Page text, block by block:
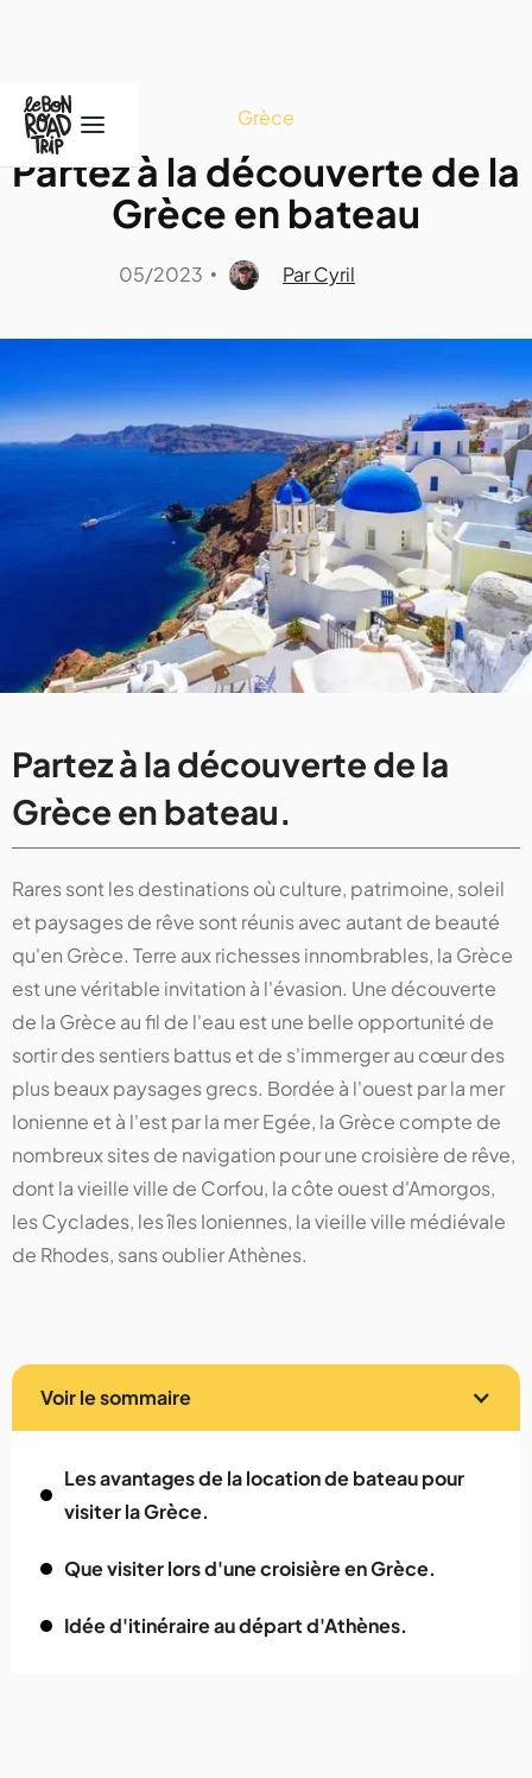
Grèce
Partez à la découverte de la
Grèce en bateau
05/2023 • Par Cyril
Partez à la découverte de la
Grèce en bateau.
Rares sont les destinations où culture, patrimoine, soleil
et paysages de rêve sont réunis avec autant de beauté
qu'en Grèce. Terre aux richesses innombrables, la Grèce
est une véritable invitation à l'évasion. Une découverte
de la Grèce au fil de l'eau est une belle opportunité de
sortir des sentiers battus et de s'immerger au cœur des
plus beaux paysages grecs. Bordée à l'ouest par la mer
Ionienne et à l'est par la mer Egée, la Grèce compte de
nombreux sites de navigation pour une croisière de rêve,
dont la vieille ville de Corfou, la côte ouest d'Amorgos,
les Cyclades, les îles Ioniennes, la vieille ville médiévale
de Rhodes, sans oublier Athènes.
Voir le sommaire
Les avantages de la location de bateau pour
visiter la Grèce.
Que visiter lors d'une croisière en Grèce.
Idée d'itinéraire au départ d'Athènes.